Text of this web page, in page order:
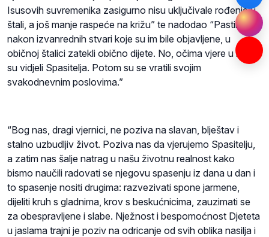
Isusovih suvremenika zasigurno nisu uključivale rođenje u
štali, a još manje raspeće na križu” te nadodao “Pastiri su,
nakon izvanrednih stvari koje su im bile objavljene, u
običnoj štalici zatekli obično dijete. No, očima vjere u njemu
su vidjeli Spasitelja. Potom su se vratili svojim
svakodnevnim poslovima.”
“Bog nas, dragi vjernici, ne poziva na slavan, blještav i
stalno uzbudljiv život. Poziva nas da vjerujemo Spasitelju,
a zatim nas šalje natrag u našu životnu realnost kako
bismo naučili radovati se njegovu spasenju iz dana u dan i
to spasenje nositi drugima: razvezivati spone jarmene,
dijeliti kruh s gladnima, krov s beskućnicima, zauzimati se
za obespravljene i slabe. Nježnost i bespomoćnost Djeteta
u jaslama trajni je poziv na odricanje od svih oblika nasilja i